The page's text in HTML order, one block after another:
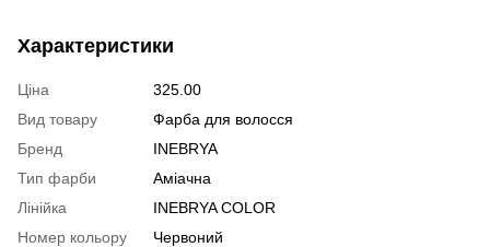
Характеристики
Ціна
325.00
Вид товару
Фарба для волосся
Бренд
INEBRYA
Тип фарби
Аміачна
Лінійка
INEBRYA COLOR
Номер кольору
Червоний